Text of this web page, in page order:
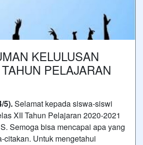
KELULUSAN
PELAJARAN
5).Selamat kepada siswa-siswi
XII Tahun Pelajaran 2020-2021
Semoga bisa mencapai apa yang
citakan. Untuk mengetahui